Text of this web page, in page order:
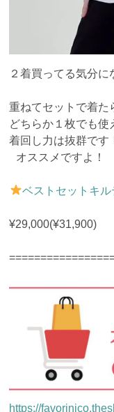
２着買ってる気分に
重ねてセットで着た
どちらか１枚でも使
着回し力は抜群です
オススメですよ！
ベストセットキ
¥29,000(¥31,900)
https://